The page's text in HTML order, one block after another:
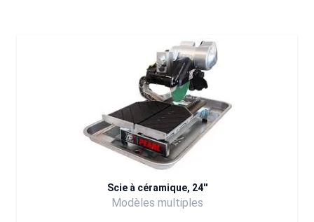
Scie à céramique, 24''
Modèles multiples